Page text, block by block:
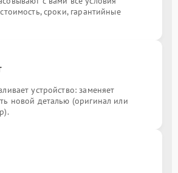
сроки, гарантийные
устройство: заменяет
новой деталью (оригинал или